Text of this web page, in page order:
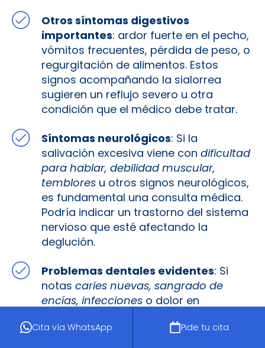
Cita vía WhatsApp Pide tu cita
Otros síntomas digestivos
importantes: ardor fuerte en el pecho,
vómitos frecuentes, pérdida de peso, o
regurgitación de alimentos. Estos
signos acompañando la sialorrea
sugieren un reflujo severo u otra
condición que el médico debe tratar​.
Síntomas neurológicos: Si la
salivación excesiva viene con dificultad
para hablar, debilidad muscular,
temblores u otros signos neurológicos,
es fundamental una consulta médica.
Podría indicar un trastorno del sistema
nervioso que esté afectando la
deglución​.
Problemas dentales evidentes: Si
notas caries nuevas, sangrado de
encías, infecciones o dolor en
tu salivación, ve al
dentista. Unabuena